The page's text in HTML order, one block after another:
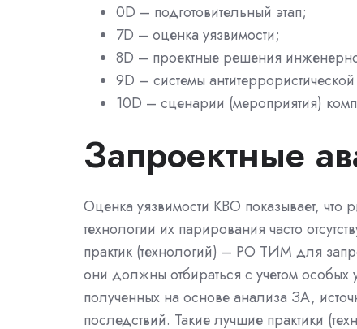
0D – подготовительный этап;
7D – оценка уязвимости;
8D – проектные решения
9D – системы
10D – сценарии (мероприятия)
Запроектные
Оценка уязвимости КВО показывает, что
технологии их парирования часто
практик (технологий) – РО ТИМ для
они должны отбираться с учетом особых
полученных на основе анализа ЗА,
последствий. Такие лучшие практики